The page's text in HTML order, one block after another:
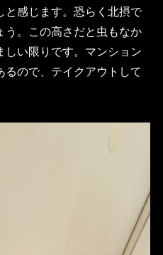
感じます。恐らく北摂で
う。この高さだと虫もなか
い限りです。マンション
ので、テイクアウトして